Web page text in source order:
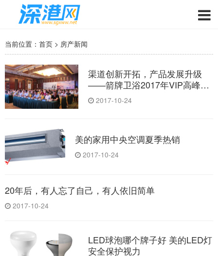
当前位置： 首页 > 房产新闻
渠道创新开拓，产品发展升级
——箭牌卫浴2017年VIP高峰论
坛隆重召开
2017-10-24
美的家用中央空调夏季热销
2017-10-24
20年后，有人忘了自己，有人依旧简单
2017-10-24
LED球泡哪个牌子好 美的LED灯
安全保护视力